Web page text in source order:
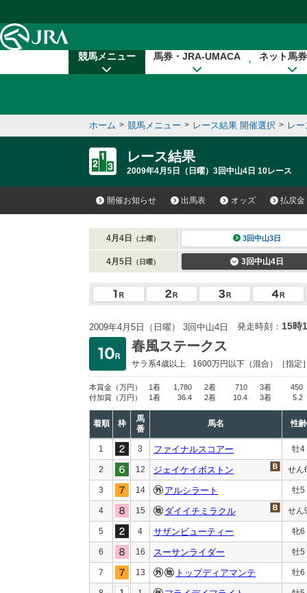
競馬メニュー 馬券・JRA-UMACA ネット馬
ホーム > 競馬メニュー > レース結果 開催選択 > レ
レース結果
2009年4月5日（日曜）3回中山4日 10レース
開催お知らせ 出馬表 オッズ 払戻金
4月4日 （土曜） 3回中山3日
4月5日 （日曜） 3回中山4日
2009年4月5日（日曜） 3回中山4日 発走時刻： 15時
春風ステークス
サラ系4歳以上 1600万円以下 （混合）［指定
本賞金 （万円） 1着 1,780 2着 710 3着
450
付加賞 （万円） 1着 36.4 2着 10.4 3着 5.2
着順 枠
馬
番
馬名 性齢
1 3 ファイナルスコアー 牡4
2 12 ジェイケイボストン せん
3 14 アルシラート 牡5
4 15 ダイイチミラクル せん
5 4 サザンビューティー 牝6
6 16 スーサンライダー 牡5
7 13 トップディアマンテ 牡6